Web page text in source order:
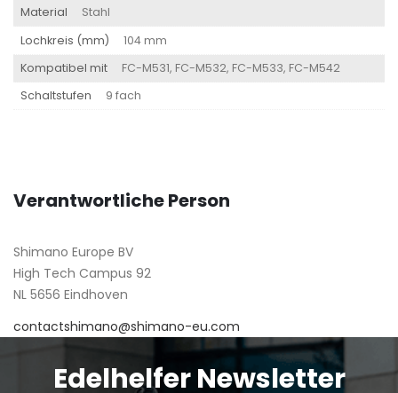
Material
Stahl
Lochkreis (mm)
104 mm
Kompatibel mit
FC-M531, FC-M532, FC-M533, FC-M542
Schaltstufen
9 fach
Verantwortliche Person
Shimano Europe BV
High Tech Campus 92
NL 5656 Eindhoven
contactshimano@shimano-eu.com
Edelhelfer Newsletter